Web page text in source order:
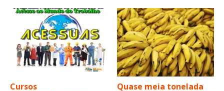
Cursos
Quase meia tonelada